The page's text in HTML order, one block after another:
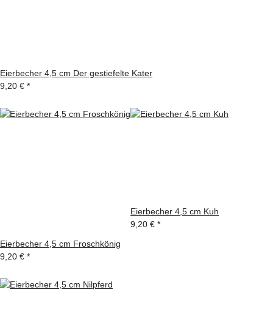
Eierbecher 4,5 cm Der gestiefelte Kater
9,20 € *
Eierbecher 4,5 cm Froschkönig
9,20 € *
Eierbecher 4,5 cm Kuh
9,20 € *